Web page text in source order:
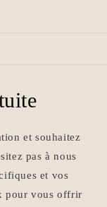
et souhaitez
pas à nous
et vos
pour vous offrir